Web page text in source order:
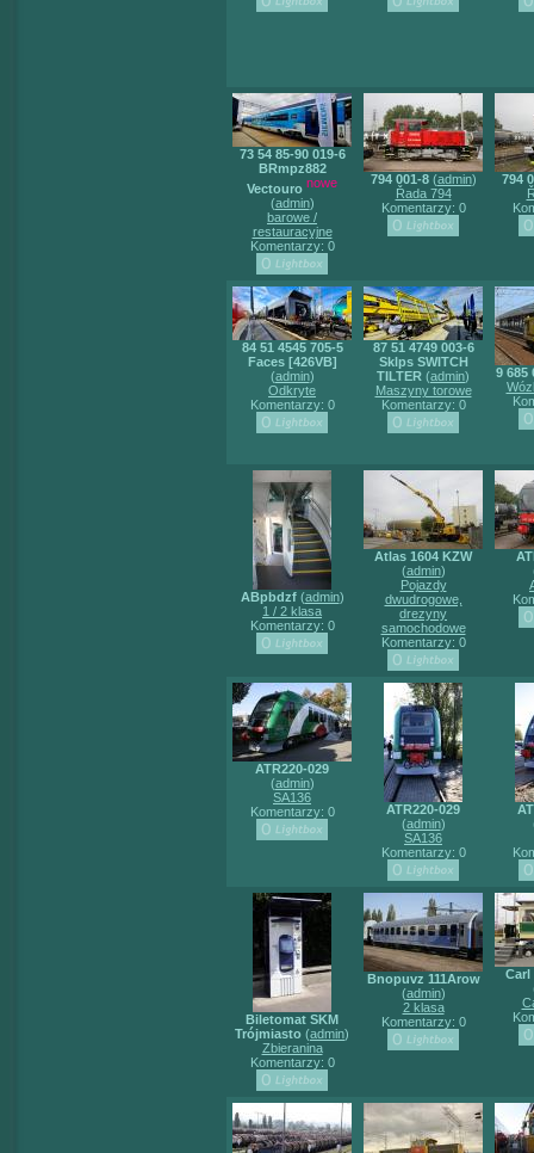
73 54 85-90 019-6
BRmpz882
Vectouro nowe
(admin)
barowe /
restauracyjne
Komentarzy: 0
794 001-8(admin)
Řada 794
Komentarzy: 0
794
84 51 4545 705-5
Faces [426VB]
(admin)
Odkryte
Komentarzy: 0
87 51 4749 003-6
Sklps SWITCH
TILTER (admin)
Maszyny torowe
Komentarzy: 0
9 685
ABpbdzf(admin)
1 / 2 klasa
Komentarzy: 0
Atlas 1604 KZW
(admin)
Pojazdy
dwudrogowe,
drezyny
samochodowe
Komentarzy: 0
ATR220-029
(admin)
SA136
Komentarzy: 0
ATR220-029
(admin)
SA136
Komentarzy: 0
Biletomat SKM
Trójmiasto (admin)
Zbieranina
Komentarzy: 0
Bnopuvz 111Arow
(admin)
2 klasa
Komentarzy: 0
Carl